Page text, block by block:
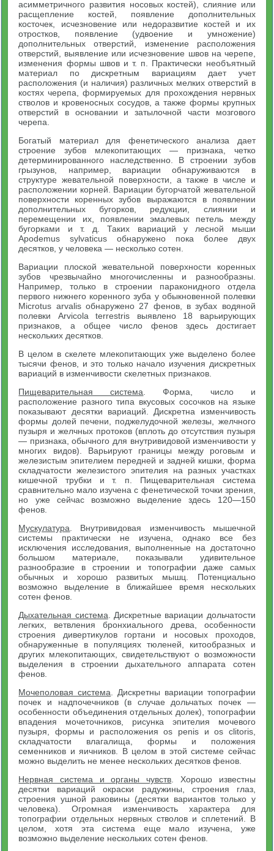
асимметричного развития носовых костей), слияние или
расщепление костей, появление дополнительных
косточек, исчезновение или недоразвитие костей и их
отростков, появление (удвоение и умножение)
дополнительных отверстий, изменение расположения
отверстий, выявление или исчезновение швов на черепе,
изменения формы швов и т. п. Практически необъятный
материал по дискретным вариациям дает учет
расположения (и наличия) различных мелких отверстий в
костях черепа, формируемых для прохождения нервных
стволов и кровеносных сосудов, а также формы крупных
отверстий в основании и затылочной части мозгового
черепа.
Богатый материал для фенетического анализа дает
строение зубов млекопитающих — признака, четко
детерминированного наследственно. В строении зубов
грызунов, например, вариации обнаруживаются в
структуре жевательной поверхности, а также в числе и
расположении корней. Вариации бугорчатой жевательной
поверхности коренных зубов выражаются в появлении
дополнительных бугорков, редукции, слиянии и
перемещении их, появлении эмалевых петель между
бугорками и т. д. Таких вариаций у лесной мыши
Apodemus sylvaticus обнаружено пока более двух
десятков, у человека — несколько сотен.
Вариации плоской жевательной поверхности коренных
зубов чрезвычайно многочисленны и разнообразны.
Например, только в строении параконидного отдела
первого нижнего коренного зуба у обыкновенной полевки
Microtus arvalis обнаружено 27 фенов, в зубах водяной
полевки Arvicola terrestris выявлено 18 варьирующих
признаков, а общее число фенов здесь достигает
нескольких десятков.
В целом в скелете млекопитающих уже выделено более
тысячи фенов, и это только начало изучения дискретных
вариаций в изменчивости скелетных признаков.
Пищеварительная система . Форма, число и
расположение разного типа вкусовых сосочков на языке
показывают десятки вариаций. Дискретна изменчивость
формы долей печени, поджелудочной железы, желчного
пузыря и желчных протоков (вплоть до отсутствия пузыря
— признака, обычного для внутривидовой изменчивости у
многих видов). Варьируют границы между роговым и
железистым эпителием передней и задней кишки, форма
складчатости железистого эпителия на разных участках
кишечной трубки и т. п. Пищеварительная система
сравнительно мало изучена с фенетической точки зрения,
но уже сейчас возможно выделение здесь 120—150
фенов.
Мускулатура . Внутривидовая изменчивость мышечной
системы практически не изучена, однако все без
исключения исследования, выполненные на достаточно
большом материале, показывали удивительное
разнообразие в строении и топографии даже самых
обычных и хорошо развитых мышц. Потенциально
возможно выделение в ближайшее время нескольких
сотен фенов.
Дыхательная система . Дискретные вариации дольчатости
легких, ветвления бронхиального древа, особенности
строения дивертикулов гортани и носовых проходов,
обнаруженные в популяциях тюленей, китообразных и
других млекопитающих, свидетельствуют о возможности
выделения в строении дыхательного аппарата сотен
фенов.
Мочеполовая система . Дискретны вариации топографии
почек и надпочечников (в случае дольчатых почек —
особенности объединения отдельных долек), топографии
впадения мочеточников, рисунка эпителия мочевого
пузыря, формы и расположения os penis и os clitoris,
складчатости влагалища, формы и положения
семенников и яичников. В целом в этой системе сейчас
можно выделить не менее нескольких десятков фенов.
Нервная система и органы чувств . Хорошо известны
десятки вариаций окраски радужины, строения глаз,
строения ушной раковины (десятки вариантов только у
человека). Огромная изменчивость характера для
топографии отдельных нервных стволов и сплетений. В
целом, хотя эта система еще мало изучена, уже
возможно выделение нескольких сотен фенов.